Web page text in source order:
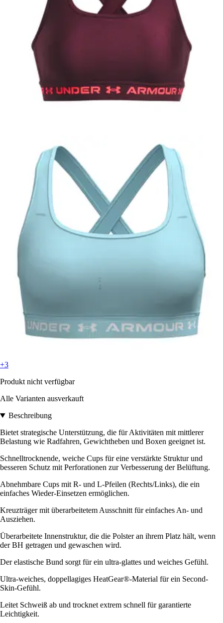
+3
Produkt nicht verfügbar
Alle Varianten ausverkauft
Beschreibung
Bietet strategische Unterstützung, die für Aktivitäten mit mittlerer
Belastung wie Radfahren, Gewichtheben und Boxen geeignet ist.
Schnelltrocknende, weiche Cups für eine verstärkte Struktur und
besseren Schutz mit Perforationen zur Verbesserung der Belüftung.
Abnehmbare Cups mit R- und L-Pfeilen (Rechts/Links), die ein
einfaches Wieder-Einsetzen ermöglichen.
Kreuzträger mit überarbeitetem Ausschnitt für einfaches An- und
Ausziehen.
Überarbeitete Innenstruktur, die die Polster an ihrem Platz hält, wenn
der BH getragen und gewaschen wird.
Der elastische Bund sorgt für ein ultra-glattes und weiches Gefühl.
Ultra-weiches, doppellagiges HeatGear®-Material für ein Second-
Skin-Gefühl.
Leitet Schweiß ab und trocknet extrem schnell für garantierte
Leichtigkeit.